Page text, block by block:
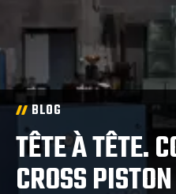
BLOG
TÊTE À TÊTE.
CROSS